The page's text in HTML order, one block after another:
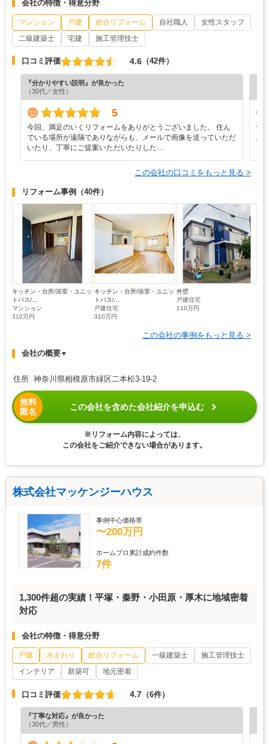
会社の特徴・得意分野
マンション 戸建 総合リフォーム 自社職人
女性スタッフ
二級建築士
宅建 施工管理技士
口コミ評価 4.6 （42件）
『分かりやすい説明』が良かった
（30代／女性）
5
今回、満足のいくリフォームをありがとうございました。 住ん
でいる場所が遠隔でありながらも、メールで画像を送っていただ
いたり、丁寧にご提案いただいたりした…
予
この会社の口コミをもっと見る >
リフォーム事例 （40件）
キッチン・台所/浴室・ユニッ
トバス/...
マンション
310万円
キッチン・台所/浴室・ユニッ
トバス/...
戸建住宅
310万円
外壁
戸建住宅
110万円
この会社の事例をもっと見る >
会社の概要▼
住所 神奈川県相模原市緑区二本松3-19-2
無料
匿名
この会社を含めた会社紹介を申込む
※リフォーム内容によっては、
この会社をご紹介できない場合があります。
株式会社マッケンジーハウス
事例中心価格帯
〜200万円
ホームプロ累計成約件数
7件
1,300件超の実績！平塚・秦野・小田原・厚木に地域密着
対応
会社の特徴・得意分野
戸建 水まわり 総合リフォーム 一級建築士
施工管理技士
インテリア
新築可 地元密着
口コミ評価 4.7 （6件）
『丁寧な対応』が良かった
（30代／男性）